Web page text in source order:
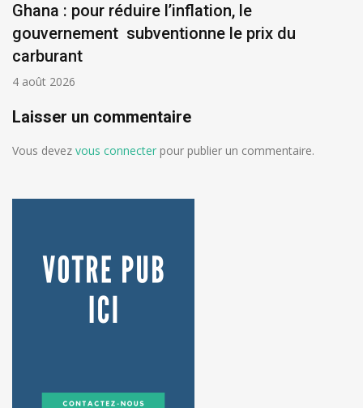
Ghana : pour réduire l’inflation, le
gouvernement subventionne le prix du
carburant
4 août 2026
Laisser un commentaire
Vous devez vous connecter pour publier un commentaire.